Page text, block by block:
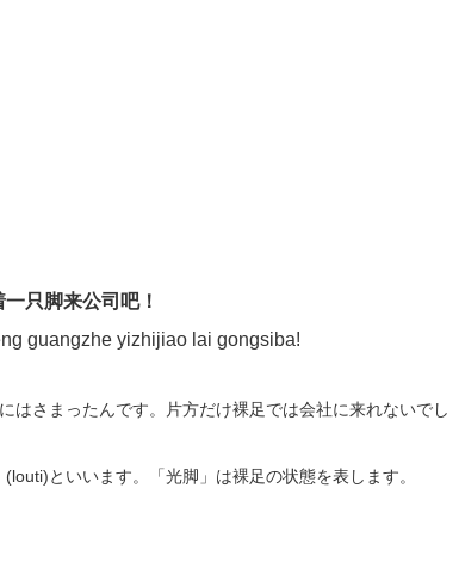
只脚来公司吧！
guangzhe yizhijiao lai gongsiba!
はさまったんです。片方だけ裸足では会社に来れないでし
といいます。「光脚」は裸足の状態を表します。